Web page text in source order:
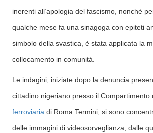
inerenti all’apologia del fascismo, nonché
qualche mese fa una sinagoga con epiteti
simbolo della svastica, è stata applicata la
collocamento in comunità.
Le indagini, iniziate dopo la denuncia
cittadino nigeriano presso il Compartimento
ferroviaria di Roma Termini, si sono
delle immagini di videosorveglianza, dalle